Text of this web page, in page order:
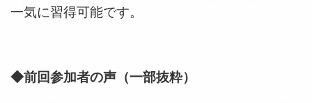
一気に習得可能です。
◆前回参加者の声（一部抜粋）